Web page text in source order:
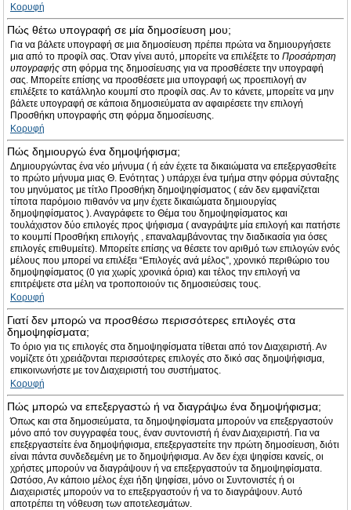
Κορυφή
Πώς θέτω υπογραφή σε μία δημοσίευση μου;
Για να βάλετε υπογραφή σε μια δημοσίευση πρέπει πρώτα να δημιουργήσετε
μια από το προφίλ σας. Όταν γίνει αυτό, μπορείτε να επιλέξετε το Προσάρτηση
υπογραφής στη φόρμα της δημοσίευσης για να προσθέσετε την υπογραφή
σας. Μπορείτε επίσης να προσθέσετε μια υπογραφή ως προεπιλογή αν
επιλέξετε το κατάλληλο κουμπί στο προφίλ σας. Αν το κάνετε, μπορείτε να μην
βάλετε υπογραφή σε κάποια δημοσιεύματα αν αφαιρέσετε την επιλογή
Προσθήκη υπογραφής στη φόρμα δημοσίευσης.
Κορυφή
Πώς δημιουργώ ένα δημοψήφισμα;
Δημιουργώντας ένα νέο μήνυμα ( ή εάν έχετε τα δικαιώματα να επεξεργασθείτε
το πρώτο μήνυμα μιας Θ. Ενότητας ) υπάρχει ένα τμήμα στην φόρμα σύνταξης
του μηνύματος με τίτλο Προσθήκη δημοψηφίσματος ( εάν δεν εμφανίζεται
τίποτα παρόμοιο πιθανόν να μην έχετε δικαιώματα δημιουργίας
δημοψηφίσματος ). Αναγράφετε το Θέμα του δημοψηφίσματος και
τουλάχιστον δύο επιλογές προς ψήφισμα ( αναγράψτε μία επιλογή και πατήστε
το κουμπί Προσθήκη επιλογής , επαναλαμβάνοντας την διαδικασία για όσες
επιλογές επιθυμείτε). Μπορείτε επίσης να θέσετε τον αριθμό των επιλογών ενός
μέλους που μπορεί να επιλέξει “Επιλογές ανά μέλος”, χρονικό περιθώριο του
δημοψηφίσματος (0 για χωρίς χρονικά όρια) και τέλος την επιλογή να
επιτρέψετε στα μέλη να τροποποιούν τις δημοσιεύσεις τους.
Κορυφή
Γιατί δεν μπορώ να προσθέσω περισσότερες επιλογές στα
δημοψηφίσματα;
Το όριο για τις επιλογές στα δημοψηφίσματα τίθεται από τον Διαχειριστή. Αν
νομίζετε ότι χρειάζονται περισσότερες επιλογές στο δικό σας δημοψήφισμα,
επικοινωνήστε με τον Διαχειριστή του συστήματος.
Κορυφή
Πώς μπορώ να επεξεργαστώ ή να διαγράψω ένα δημοψήφισμα;
Όπως και στα δημοσιεύματα, τα δημοψηφίσματα μπορούν να επεξεργαστούν
μόνο από τον συγγραφέα τους, έναν συντονιστή ή έναν Διαχειριστή. Για να
επεξεργαστείτε ένα δημοψήφισμα, επεξεργαστείτε την πρώτη δημοσίευση, διότι
είναι πάντα συνδεδεμένη με το δημοψήφισμα. Αν δεν έχει ψηφίσει κανείς, οι
χρήστες μπορούν να διαγράψουν ή να επεξεργαστούν τα δημοψηφίσματα.
Ωστόσο, Αν κάποιο μέλος έχει ήδη ψηφίσει, μόνο οι Συντονιστές ή οι
Διαχειριστές μπορούν να το επεξεργαστούν ή να το διαγράψουν. Αυτό
αποτρέπει τη νόθευση των αποτελεσμάτων.